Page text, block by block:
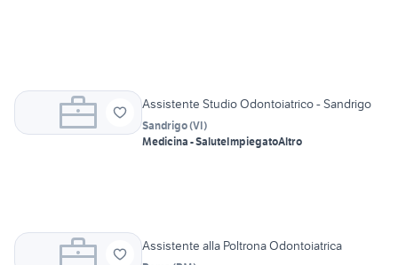
Assistente Studio Odontoiatrico - Sandrigo
Sandrigo(VI)
Medicina - SaluteImpiegatoAltro
Assistente alla Poltrona Odontoiatrica